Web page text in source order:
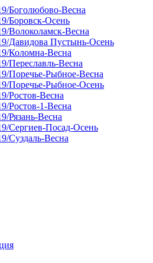
Боголюбово-Весна
Боровск-Осень
Волоколамск-Весна
Давидова Пустынь-Осень
Коломна-Весна
Переславль-Весна
Поречье-Рыбное-Весна
Поречье-Рыбное-Осень
Ростов-Весна
Ростов-1-Весна
Рязань-Весна
Сергиев-Посад-Осень
Суздаль-Весна